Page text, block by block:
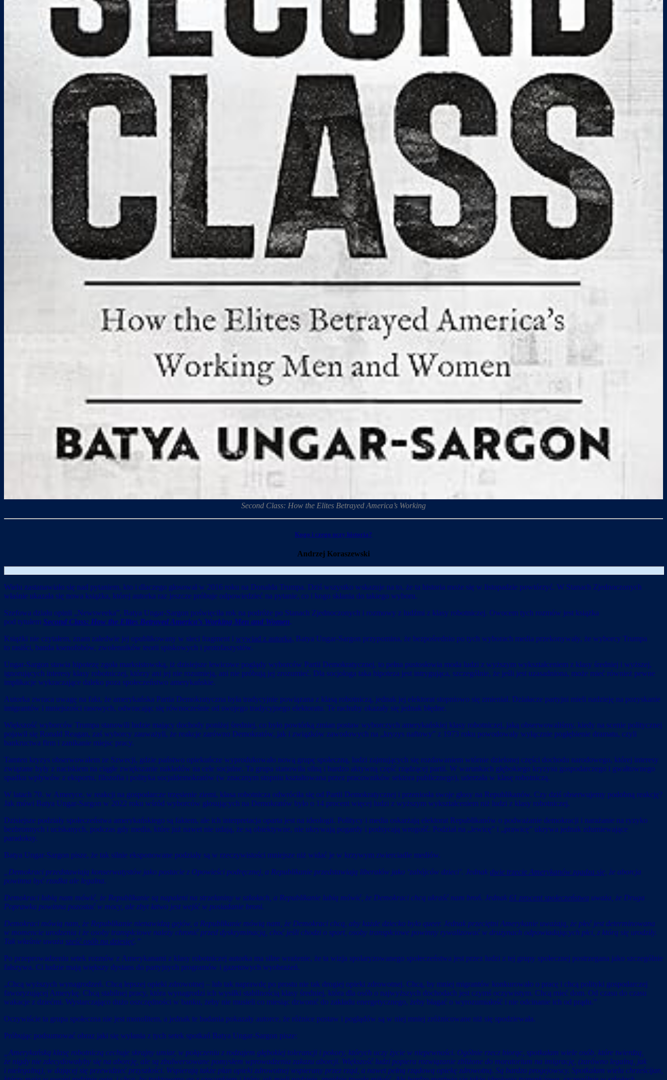
Second Class: How the Elites Betrayed America’s Working
Kogo i czego uczy historia?
Andrzej Koraszewski
Wielu zastanawiało się nad pytaniem, kto i dlaczego głosował w 2016 roku na Donalda Trumpa. Dziś wszystko wskazuje na to, że ta historia może się w listopadzie powtórzyć. W Stanach Zjednoczonych
właśnie ukazała się nowa książka, której autorka raz jeszcze próbuje odpowiedzieć na pytanie, co i kogo skłania do takiego wyboru.
Szefowa działu opinii „Newsweeka”, Batya Ungar-Sargon poświęciła rok na podróże po Stanach Zjednoczonych i rozmowy z ludźmi z klasy robotniczej. Owocem tych rozmów jest książka
pod tytułem Second Class: How the Elites Betrayed America’s Working Men and Women.
Książki nie czytałem, znam zaledwie jej opublikowany w sieci fragment i wywiad z autorką. Batya Ungar-Sargon przypomina, że bezpośrednio po tych wyborach media przekonywały, że wyborcy Trumpa
to rasiści, banda ksenofobów, zwolenników teorii spiskowych i protofaszystów.
Ungar-Sargon stawia hipotezę zgoła marksistowską, iż dzisiejsze lewicowe poglądy wyborców Partii Demokratycznej, to pełna pustosłowia moda ludzi z wyższym wykształceniem z klasy średniej i wyższej,
ignorujących interesy klasy robotniczej, którzy ani jej nie rozumieją, ani nie próbują jej zrozumieć. Dla socjologa taka hipoteza jest intrygująca, szczególnie, że jeśli jest uzasadniona, może mieć również pewne
implikacje wykraczające daleko poza społeczeństwo amerykańskie.
Autorka zwraca uwagę na fakt, że amerykańska Partia Demokratyczna była tradycyjnie powiązana z klasą robotniczą, jednak jej elektorat stopniowo się zmieniał. Działacze partyjni mieli nadzieję na pozyskanie
imigrantów i mniejszości rasowych, odwracając się równocześnie od swojego tradycyjnego elektoratu. Te rachuby okazały się jednak błędne.
Większość wyborców Trumpa stanowili ludzie mający dochody poniżej średniej, co było powtórką zmian postaw wyborczych amerykańskiej klasy robotniczej, jaką obserwowaliśmy, kiedy na scenie politycznej
pojawił się Ronald Reagan, zaś wyborcy zauważyli, że reakcje zarówno Demokratów, jak i związków zawodowych na „kryzys naftowy” z 1973 roku powodowały wyłącznie pogłębienie dramatu, czyli
bankructwa firm i zanikanie miejsc pracy.
Tamten kryzys obserwowałem ze Szwecji, gdzie państwo opiekuńcze wyprodukowało nową grupę społeczną, ludzi zajmujących się rozdawaniem wtórnie dzielonej części dochodu narodowego, której interesy
związane były z naciskiem na ciągłe zwiększanie nakładów na cele socjalne. Ta grupa stanowiła silną i bardzo aktywną część rządzącej partii. W warunkach głębokiego kryzysu gospodarczego i gwałtownego
spadku wpływów z eksportu, filozofia i polityka socjaldemokratów (w znacznym stopniu kształtowana przez pracowników sektora publicznego), uderzała w klasę robotniczą.
W latach 70. w Ameryce, w reakcji na gospodarcze trzęsienie ziemi, klasa robotnicza odwróciła się od Partii Demokratycznej i przeniosła swoje głosy na Republikanów. Czy dziś obserwujemy podobną reakcję?
Jak mówi Batya Ungar-Sargon w 2022 roku wśród wyborców głosujących na Demokratów było o 14 procent więcej ludzi z wyższym wykształceniem niż ludzi z klasy robotniczej.
Dzisiejsze podziały społeczeństwa amerykańskiego są faktem, ale ich interpretacja oparta jest na ideologii. Politycy i media oskarżają elektorat Republikanów o podważanie demokracji i narażanie na ryzyko
bezbronnych i uciskanych, podczas gdy media, które już nawet nie udają, że są obiektywne, nie ukrywają pogardy i podsycają wrogość. Podział na „lewicę” i „prawicę” ukrywa jednak zdumiewające
paradoksy.
Batya Ungar-Sargon pisze, że tak silnie eksponowane podziały są w rzeczywistości mniejsze niż widać je w krzywym zwierciadle mediów.
„Demokraci przedstawiają konserwatystów jako postacie z Opowieści podręcznej, a Republikanie przedstawiają liberałów jako ‘zabójców dzieci’. Jednak dwie trzecie Amerykanów zgadza się , że aborcja
powinna być rzadka ale legalna.
Demokraci lubią nam mówić, że Republikanie są napaleni na strzelaniny w szkołach, a Republikanie lubią mówić, że Demokraci chcą ukraść nam broń. Jednak 61 procent społeczeństwa uważa, że Druga
Poprawka powinna pozostać w mocy, ale zbyt łatwo jest wejść w posiadanie broni.
Demokraci mówią nam, że Republikanie nienawidzą gejów, a Republikanie mówią nam, że Demokraci chcą, aby każde dziecko było queer. Jednak przeciętni Amerykanie uważają, że płeć jest determinowana
w momencie urodzenia i że osoby transpłciowe należy chronić przed dyskryminacją, choć jeśli chodzi o sport, osoby transpłciowe powinny rywalizować w drużynach odpowiadających płci, z którą się urodziły.
Tak właśnie uważa sześć osób na dziesięć.”
Po przeprowadzeniu setek rozmów z Amerykanami z klasy robotniczej autorka ma silne wrażenie, że ta wizja spolaryzowanego społeczeństwa jest przez ludzi z tej grupy społecznej postrzegana jako szczególnie
fałszywa. Ci ludzie mają większy dystans do partyjnych programów i gazetowych wyobrażeń.
„Chcą wyższych wynagrodzeń. Chcą lepszej opieki zdrowotnej – lub tak naprawdę po prostu nie tak drogiej opieki zdrowotnej. Chcą, by mniej migrantów konkurowało o pracę i chcą polityki gospodarczej
faworyzującej Amerykę. Chcą stabilnej pracy, która wynagrodzi ich wysiłki stabilnością klasy średniej, która dla osób o najwyższych dochodach jest czymś oczywistym. Chcą mieć dom. Od czasu do czasu
wakacje z dziećmi. Wystarczająco dużo oszczędności w banku, żeby nie musieli co miesiąc dzwonić do zakładu energetycznego, żeby błagać o wyrozumiałość i nie odcinanie ich od prądu.”
Oczywiście ta grupa społeczna nie jest monolitem, a jednak te badania pokazały autorce, że różnice postaw i poglądów są w niej mniej zróżnicowane niż się spodziewała.
Próbując podsumować obraz jaki się wyłania z tych setek spotkań Batya Ungar-Sargon pisze:
„Amerykańską klasę robotniczą cechuje skrajny umiar, w połączeniu z rodzajem głębokiej tolerancji i pokory, których uczy życie w niepewności. Ogólnie rzecz biorąc, spotkałam wiele osób, które twierdzą,
że nigdy nie zdecydowałyby się na aborcję, ale są zbulwersowane pomysłem wprowadzenia zakazu aborcji. Większość ludzi popiera rozwiązanie zbliżone do moratorium na imigrację, (zarówno legalną, jak
i nielegalną), w dającej się przewidzieć przyszłości. Wspierają także plan opieki zdrowotnej wspierany przez rząd, a nawet pełną rządową opiekę zdrowotną. Są bardzo progejowscy. Spotkałam wielu chrześcijan,